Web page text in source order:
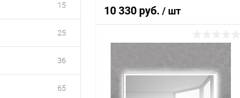
15
25
36
65
10 330 руб. / шт
Сравнение